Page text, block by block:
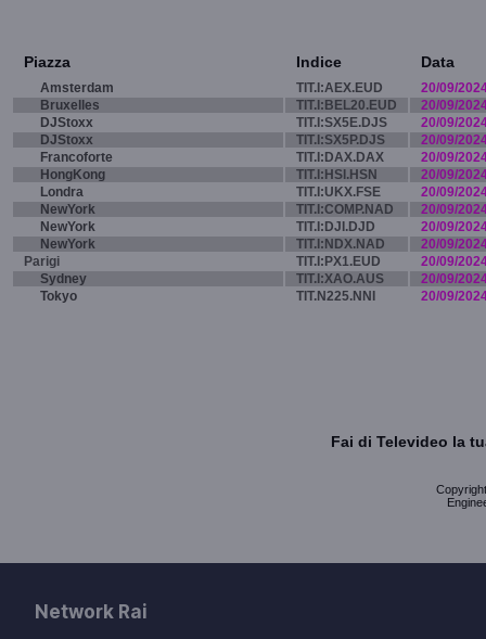
Piazza Indice Data
Amsterdam TIT.I:AEX.EUD
20/09/
Bruxelles
TIT.I:BEL20.EUD
20/09/
DJStoxx
TIT.I:SX5E.DJS
20/09/
DJStoxx
TIT.I:SX5P.DJS
20/09/
Francoforte
TIT.I:DAX.DAX
20/09/
HongKong
TIT.I:HSI.HSN
20/09/
Londra
TIT.I:UKX.FSE
20/09/
NewYork
TIT.I:COMP.NAD
20/09/
NewYork
TIT.I:DJI.DJD
20/09/
NewYork
TIT.I:NDX.NAD
20/09/
Parigi
TIT.I:PX1.EUD
20/09/
Sydney
TIT.I:XAO.AUS
20/09/
Tokyo
TIT.N225.NNI 20/09/
Fai di Televideo la